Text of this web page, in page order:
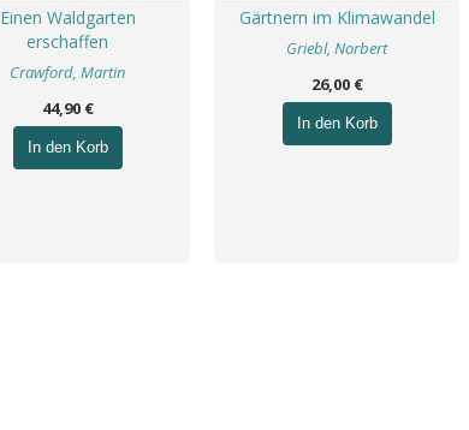
Einen Waldgarten
erschaffen
Crawford, Martin
44,90 €
In den Korb
Gärtnern im Klimawandel
Griebl, Norbert
26,00 €
In den Korb